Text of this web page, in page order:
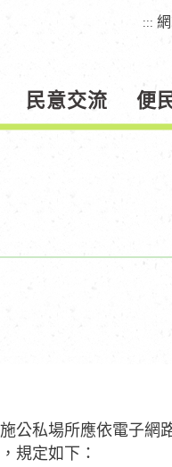
:::
民意交流 便
公私場所應依電子
規定如下：